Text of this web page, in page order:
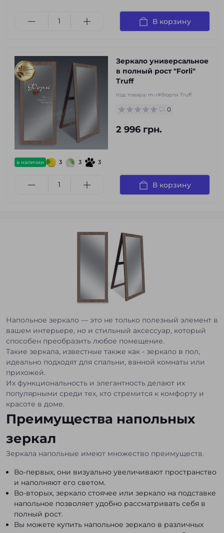
В корзину
в наличии 3 3 3
Зеркало универсальное
в полный рост "Forli"
Truff
Код товара: m-r#Форли Truff
0
2 996 грн.
В корзину
Напольное зеркало — это не только полезный элемент в
вашем интерьере, но и стильный аксессуар, который
способен преобразить любое помещение.
Такие зеркала, известные также как - зеркало в пол,
идеально подходят для спальни, ванной комнаты или
прихожей.
Их функциональность и элегантность делают их
популярными среди тех, кто стремится к комфорту и
красоте в доме.
Преимущества напольных
зеркал
Зеркала напольные имеют множество преимуществ.
Во-первых, они визуально увеличивают пространство
и наполняют его светом.
Во-вторых, зеркало стоячее или зеркало на подставке
напольное позволяет удобно рассматривать себя в
полный рост.
Вы можете купить напольное зеркало в различных